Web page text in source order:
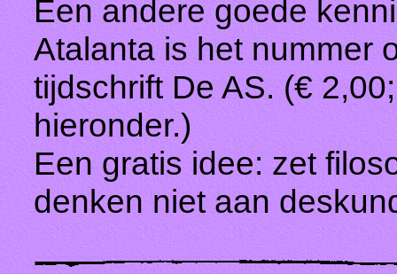
Een andere goede
Atalanta is het nummer
tijdschrift De AS. (€
hieronder.)
Een gratis idee: zet
denken niet aan